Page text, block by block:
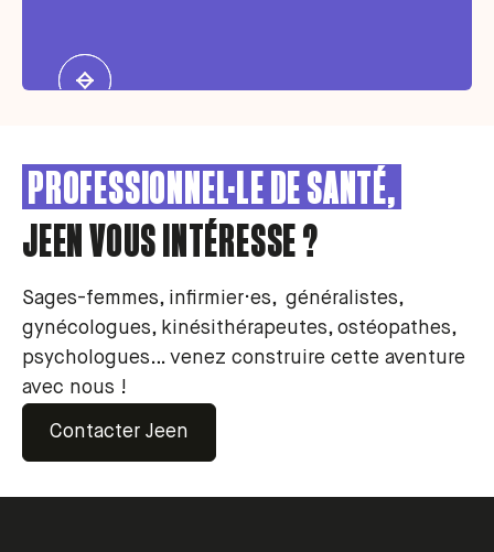
PROFESSIONNEL·LE DE SANTÉ,
JEEN VOUS INTÉRESSE ?
Sages-femmes, infirmier·es, généralistes,
gynécologues, kinésithérapeutes, ostéopathes,
psychologues… venez construire cette aventure
avec nous !
Contacter Jeen